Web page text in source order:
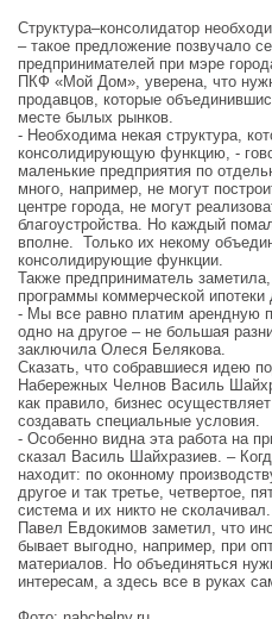
Структура–консолидатор
– такое предложение позвучало
предпринимателей при мэре
ПКФ «Мой Дом», уверена, что
продавцов, которые
месте былых рынков.
- Необходима некая структура,
консолидирующую функцию, -
маленькие предприятия по
много, например, не могут
центре города, не могут
благоустройства. Но каждый
вполне. Только их некому
консолидирующие функции.
Также предприниматель
программы коммерческой ипотеки
- Мы все равно платим арендную
одно на другое – не большая
заключила Олеся Белякова.
Сказать, что собравшиеся идею
Набережных Челнов Василь
как правило, бизнес
создавать специальные условия.
- Особенно видна эта работа на
сказал Василь Шайхразиев. –
находит: по оконному
другое и так третье, четвертое,
система и их никто не
Павел Евдокимов заметил, что
бывает выгодно, например, при
материалов. Но объединяться
интересам, а здесь все в руках